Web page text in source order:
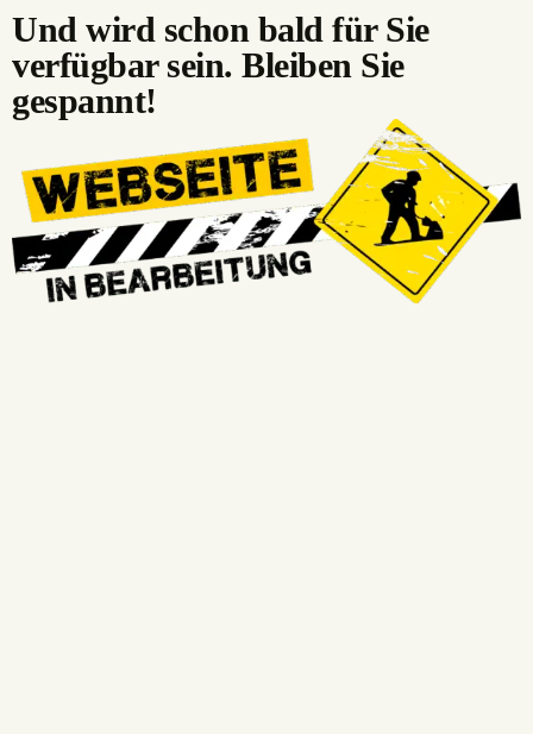
Und wird schon bald für Sie
verfügbar sein. Bleiben Sie
gespannt!